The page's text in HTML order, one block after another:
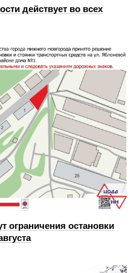
действует во всех
ограничения остановки